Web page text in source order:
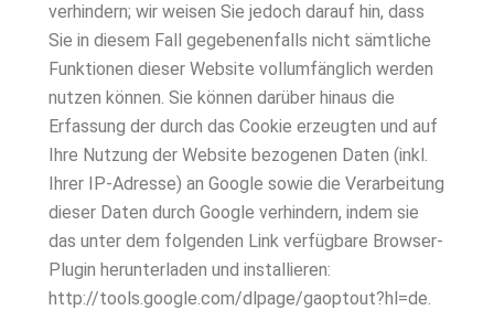
verhindern; wir weisen Sie jedoch darauf hin, dass
Sie in diesem Fall gegebenenfalls nicht sämtliche
Funktionen dieser Website vollumfänglich werden
nutzen können. Sie können darüber hinaus die
Erfassung der durch das Cookie erzeugten und auf
Ihre Nutzung der Website bezogenen Daten (inkl.
Ihrer IP-Adresse) an Google sowie die Verarbeitung
dieser Daten durch Google verhindern, indem sie
das unter dem folgenden Link verfügbare Browser-
Plugin herunterladen und installieren:
http://tools.google.com/dlpage/gaoptout?hl=de.